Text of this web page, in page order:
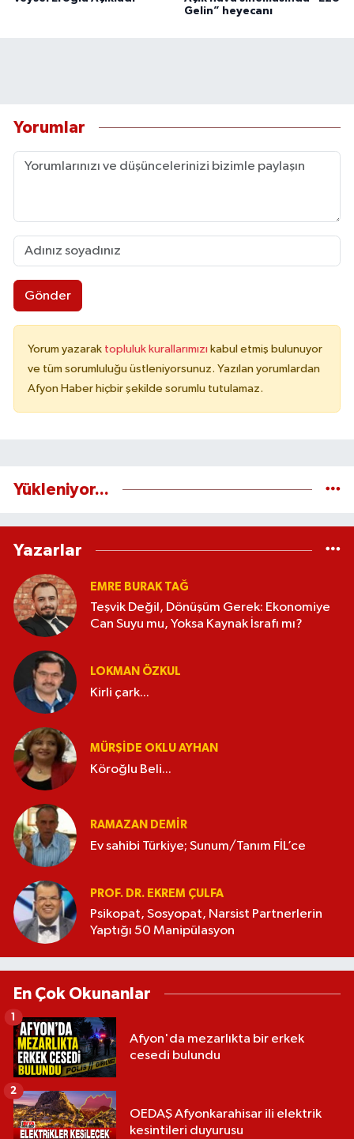
Gelin” heyecanı
Yorumlar
Gönder
Yorum yazarak topluluk kurallarımızı kabul etmiş bulunuyor
ve tüm sorumluluğu üstleniyorsunuz. Yazılan yorumlardan
Afyon Haber hiçbir şekilde sorumlu tutulamaz.
Yükleniyor...
Yazarlar
EMRE BURAK TAĞ
Teşvik Değil, Dönüşüm Gerek: Ekonomiye
Can Suyu mu, Yoksa Kaynak İsrafı mı?
LOKMAN ÖZKUL
Kirli çark...
MÜRŞIDE OKLU AYHAN
Köroğlu Beli...
RAMAZAN DEMİR
Ev sahibi Türkiye; Sunum/Tanım FİL’ce
PROF. DR. EKREM ÇULFA
Psikopat, Sosyopat, Narsist Partnerlerin
Yaptığı 50 Manipülasyon
En Çok Okunanlar
Afyon'da mezarlıkta bir erkek
cesedi bulundu
1
OEDAŞ Afyonkarahisar ili elektrik
kesintileri duyurusu
2